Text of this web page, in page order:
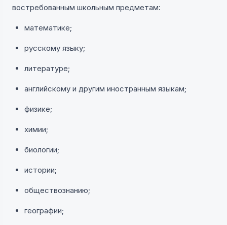
востребованным школьным предметам:
математике;
русскому языку;
литературе;
английскому и другим иностранным языкам;
физике;
химии;
биологии;
истории;
обществознанию;
географии;